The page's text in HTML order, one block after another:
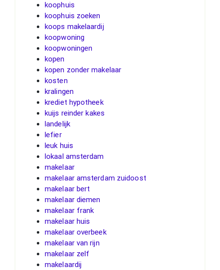
koophuis
koophuis zoeken
koops makelaardij
koopwoning
koopwoningen
kopen
kopen zonder makelaar
kosten
kralingen
krediet hypotheek
kuijs reinder kakes
landelijk
lefier
leuk huis
lokaal amsterdam
makelaar
makelaar amsterdam zuidoost
makelaar bert
makelaar diemen
makelaar frank
makelaar huis
makelaar overbeek
makelaar van rijn
makelaar zelf
makelaardij